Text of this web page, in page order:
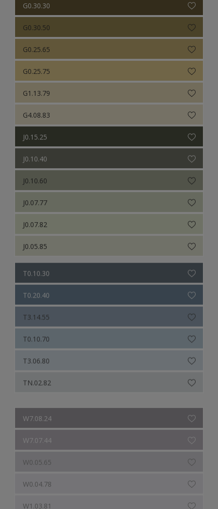
G0.30.30
G0.30.50
G0.25.65
G0.25.75
G1.13.79
G4.08.83
J0.15.25
J0.10.40
J0.10.60
J0.07.77
J0.07.82
J0.05.85
W7.07.44
W0.05.65
W0.04.78
W1.03.81